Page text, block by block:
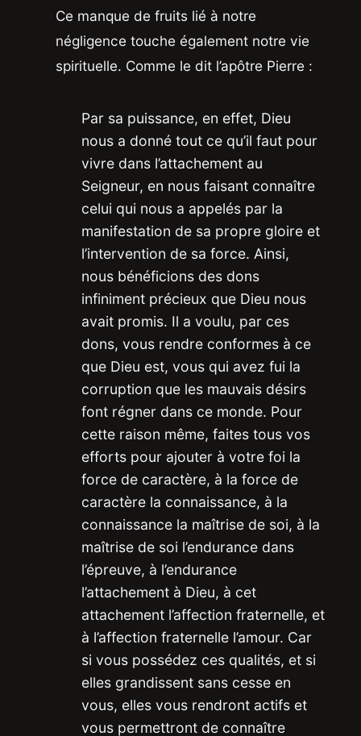
Ce manque de fruits lié à notre
négligence touche également notre vie
spirituelle. Comme le dit l’apôtre Pierre :
Par sa puissance, en effet, Dieu
nous a donné tout ce qu’il faut pour
vivre dans l’attachement au
Seigneur, en nous faisant connaître
celui qui nous a appelés par la
manifestation de sa propre gloire et
l’intervention de sa force. Ainsi,
nous bénéficions des dons
infiniment précieux que Dieu nous
avait promis. Il a voulu, par ces
dons, vous rendre conformes à ce
que Dieu est, vous qui avez fui la
corruption que les mauvais désirs
font régner dans ce monde. Pour
cette raison même, faites tous vos
efforts pour ajouter à votre foi la
force de caractère, à la force de
caractère la connaissance, à la
connaissance la maîtrise de soi, à la
maîtrise de soi l’endurance dans
l’épreuve, à l’endurance
l’attachement à Dieu, à cet
attachement l’affection fraternelle, et
à l’affection fraternelle l’amour. Car
si vous possédez ces qualités, et si
elles grandissent sans cesse en
vous, elles vous rendront actifs et
vous permettront de connaître